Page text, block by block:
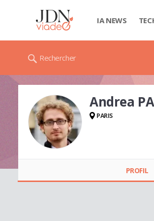
IA NEWS
Rechercher
Andrea
PARIS
PROFIL